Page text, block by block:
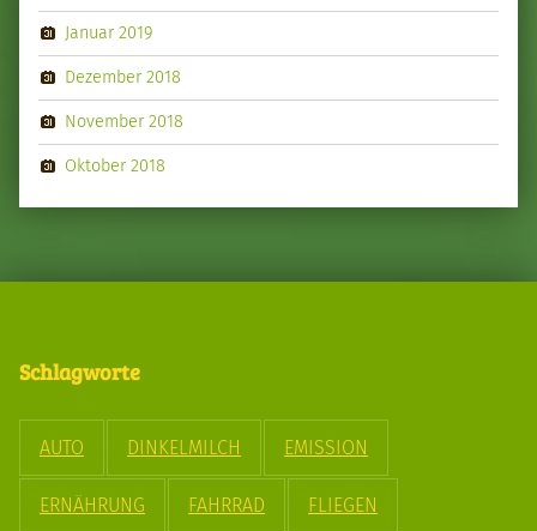
Januar 2019
Dezember 2018
November 2018
Oktober 2018
Schlagworte
AUTO DINKELMILCH EMISSION
ERNÄHRUNG FAHRRAD FLIEGEN